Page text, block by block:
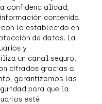
confidencialidad,
contenida
lo establecido en
de datos. La
y
un canal seguro,
cifrados gracias a
garantizamos las
para que la
esté